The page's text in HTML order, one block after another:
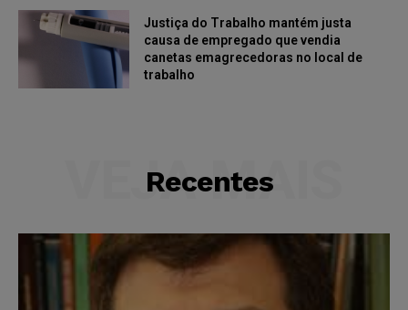
Justiça do Trabalho mantém justa
causa de empregado que vendia
canetas emagrecedoras no local de
trabalho
Recentes
VEJA MAIS